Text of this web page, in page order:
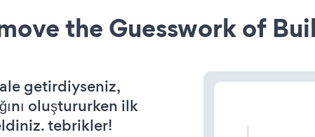
the Guesswork of
getirdiyseniz,
oluştururken ilk
tebrikler!